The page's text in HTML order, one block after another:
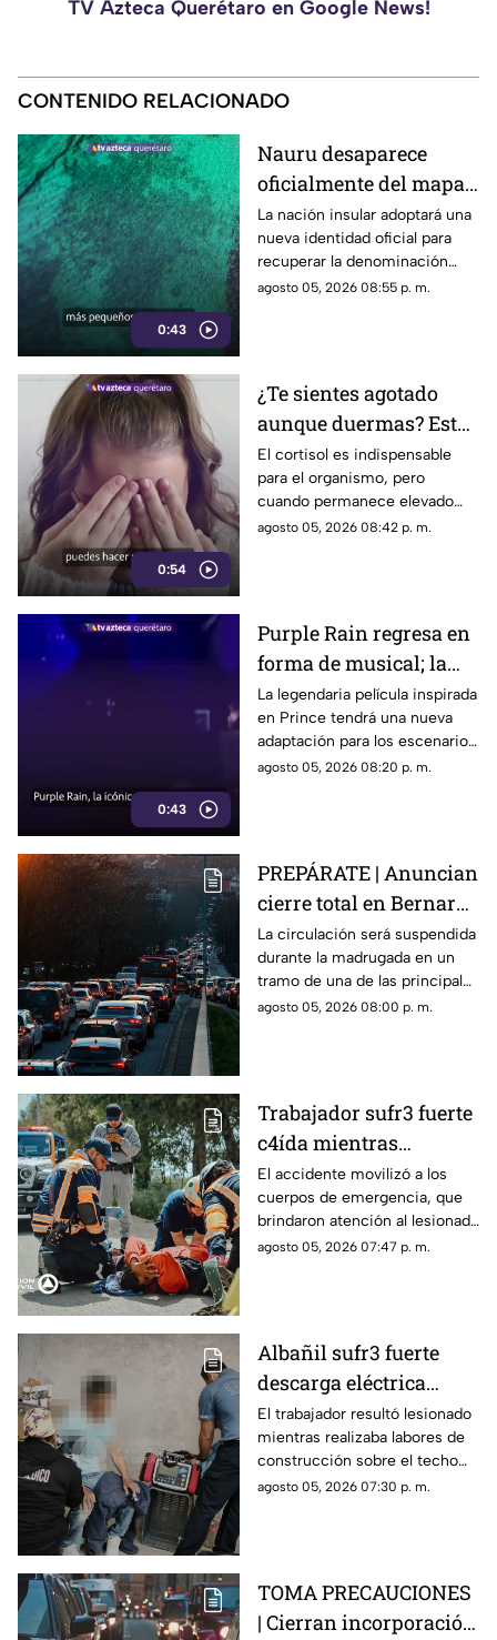
TV Azteca Querétaro en Google News!
CONTENIDO RELACIONADO
0:43
Nauru desaparece
oficialmente del mapa:
el pequeño país cambia
de nombre
La nación insular adoptará una
nueva identidad oficial para
recuperar la denominación
utilizada por sus propios
agosto 05, 2026 08:55 p. m.
0:54
¿Te sientes agotado
aunque duermas? Estos
hábitos pueden ayudar
a regular el cortisol
El cortisol es indispensable
para el organismo, pero
cuando permanece elevado
por largos periodos puede
agosto 05, 2026 08:42 p. m.
0:43
Purple Rain regresa en
forma de musical; la
historia de Prince
llegará renovada
La legendaria película inspirada
en Prince tendrá una nueva
adaptación para los escenarios
con un enfoque distinto al de
agosto 05, 2026 08:20 p. m.
PREPÁRATE | Anuncian
cierre total en Bernardo
Quintana; este será el
horario
La circulación será suspendida
durante la madrugada en un
tramo de una de las principales
vialidades de Querétaro.
agosto 05, 2026 08:00 p. m.
Trabajador sufr3 fuerte
c4ída mientras
trabajaba en Guadalupe
La Venta
El accidente movilizó a los
cuerpos de emergencia, que
brindaron atención al lesionado
antes de trasladarlo a un
agosto 05, 2026 07:47 p. m.
Albañil sufr3 fuerte
descarga eléctrica
mientras trabajaba en
una azotea de San José
Buenavista
El trabajador resultó lesionado
mientras realizaba labores de
construcción sobre el techo
de una vivienda y tuvo que
agosto 05, 2026 07:30 p. m.
TOMA PRECAUCIONES
| Cierran incorporación